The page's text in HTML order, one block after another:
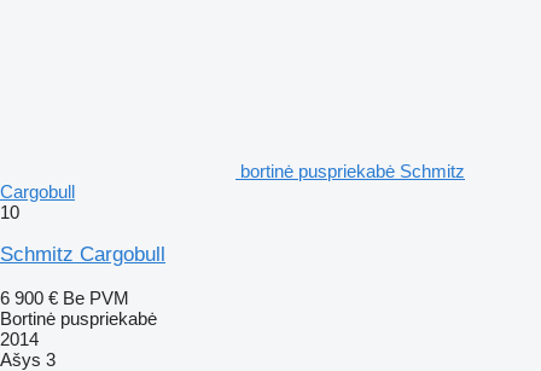
bortinė puspriekabė Schmitz
Cargobull
10
Schmitz Cargobull
6 900 € Be PVM
Bortinė puspriekabė
2014
Ašys 3